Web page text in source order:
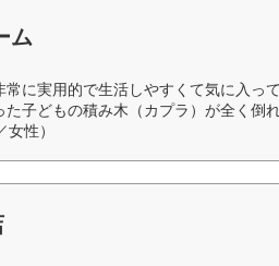
ム
常に実用的で生活しやすくて気に入っ
た子どもの積み木（カプラ）が全く倒
性）